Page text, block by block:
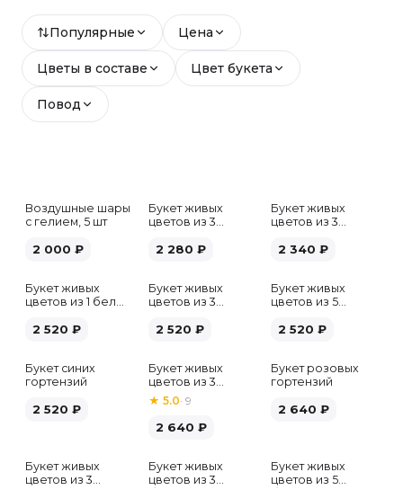
Популярные Цена
Цветы в составе Цвет букета
Повод
Воздушные шары
с гелием, 5 шт
2 000 ₽
Букет живых
цветов из 3
2 280 ₽
Букет живых
цветов из 3
2 340 ₽
Букет живых
цветов из 1 белой
2 520 ₽
Букет живых
цветов из 3
2 520 ₽
Букет живых
цветов из 5
микс
2 520 ₽
Букет синих
гортензий
2 520 ₽
Букет живых
цветов из 3
розовых пионов
★ 5.0· 9
2 640 ₽
Букет розовых
гортензий
2 640 ₽
Букет живых
цветов из 3
Букет живых
цветов из 3
Хит
Букет живых
цветов из 5